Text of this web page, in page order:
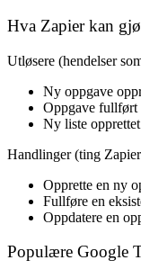
Hva Zapier kan
Utløsere (hendelser
Ny oppgave
Oppgave fullført
Ny liste
Handlinger(ting Zapier
Opprette en ny
Fullføre en
Oppdatere en
Populære Google